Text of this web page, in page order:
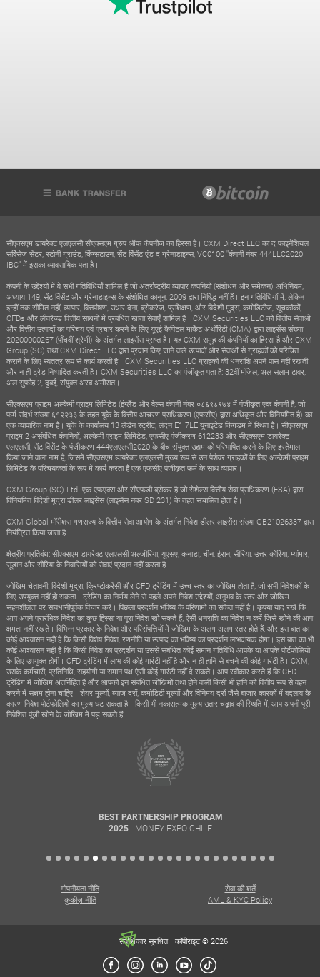
सीएक्सएम डायरेक्ट एलएलसी सीएक्सएम ग्रुप ऑफ कंपनीज का हिस्सा है। CXM Direct LLC का द फाइनेंशियल
सर्विसेज सेंटर, स्टोनी ग्राउंड, किंग्सटाउन, सेंट विंसेंट एंड द ग्रेनाडाइन्स, VC0100 "कंपनी नंबर 444LLC2020
IBC" में इसका व्यावसायिक पता है।
कंपनी के उद्देश्यों में वे सभी गतिविधियाँ शामिल हैं जो अंतर्राष्ट्रीय व्यापार कंपनियों (संशोधन और समेकन) अधिनियम,
अध्याय 149, सेंट विंसेंट और ग्रेनाडाइन्स के संशोधित कानून, 2009 द्वारा निषिद्ध नहीं हैं। इन गतिविधियों में, लेकिन
इन्हीं तक सीमित नहीं, व्यापार, वित्तपोषण, उधार देना, ब्रोकरेज, प्रशिक्षण, और विदेशी मुद्रा, कमोडिटीज, सूचकांकों,
CFDs और लीवरेज्ड वित्तीय साधनों में प्रबंधित खाता सेवाएँ शामिल हैं। CXM Securities LLC को वित्तीय सेवाओं
और वित्तीय उत्पादों का परिचय एवं प्रचार करने के लिए यूएई कैपिटल मार्केट अथॉरिटी (CMA) द्वारा लाइसेंस संख्या
20200000267 (पाँचवीं श्रेणी) के अंतर्गत लाइसेंस प्राप्त है। यह CXM समूह की कंपनियों का हिस्सा है और CXM
Group (SC) तथा CXM Direct LLC द्वारा प्रदान किए जाने वाले उत्पादों और सेवाओं से ग्राहकों को परिचित
कराने के लिए स्वतंत्र रूप से कार्य करती है। CXM Securities LLC ग्राहकों की धनराशि अपने पास नहीं रखती
और न ही ट्रेड निष्पादित करती है। CXM Securities LLC का पंजीकृत पता है: 32वीं मंज़िल, अल सलाम टावर,
अल सुफौह 2, दुबई, संयुक्त अरब अमीरात।
सीएक्सएम प्राइम अल्केमी प्राइम लिमिटेड (इंग्लैंड और वेल्स कंपनी नंबर ०८६९८९७४ में पंजीकृत एक कंपनी है, जो
फर्म संदर्भ संख्या ६१२२३३ के तहत यूके के वित्तीय आचरण प्राधिकरण (एफसीए) द्वारा अधिकृत और विनियमित है) का
एक व्यापारिक नाम है। यूके के कार्यालय 13 लेडेन स्ट्रीट, लंदन E1 7LE यूनाइटेड किंगडम में स्थित हैं। सीएक्सएम
प्राइम 2 असंबंधित कंपनियों, अल्केमी प्राइम लिमिटेड, एफसीए पंजीकरण 612233 और सीएक्सएम डायरेक्ट
एलएलसी, सेंट विंसेंट के पंजीकरण 444एलएलसी2020 के बीच संयुक्त उद्यम को परिभाषित करने के लिए इस्तेमाल
किया जाने वाला नाम है, जिसमें सीएक्सएम डायरेक्ट एलएलसी मुख्य रूप से उन पेशेवर ग्राहकों के लिए अल्केमी प्राइम
लिमिटेड के परिचयकर्ता के रूप में कार्य करता है एक एफसीए पंजीकृत फर्म के साथ व्यापार।
CXM Group (SC) Ltd. एक एफएक्स और सीएफडी ब्रोकर है जो सेशेल्स वित्तीय सेवा प्राधिकरण (FSA) द्वारा
विनियमित विदेशी मुद्रा डीलर लाइसेंस (लाइसेंस नंबर SD 231) के तहत संचालित होता है।
CXM Global मॉरीशस गणराज्य के वित्तीय सेवा आयोग के अंतर्गत निवेश डीलर लाइसेंस संख्या GB21026337 द्वारा
नियंत्रित किया जाता है .
क्षेत्रीय प्रतिबंध: सीएक्सएम डायरेक्ट एलएलसी अल्जीरिया, यूएसए, कनाडा, चीन, ईरान, सीरिया, उत्तर कोरिया, म्यांमार,
सूडान और सीरिया के निवासियों को सेवाएं प्रदान नहीं करता है।
जोखिम चेतावनी: विदेशी मुद्रा, क्रिप्टोकरेंसी और CFD ट्रेडिंग में उच्च स्तर का जोखिम होता है, जो सभी निवेशकों के
लिए उपयुक्त नहीं हो सकता। ट्रेडिंग का निर्णय लेने से पहले अपने निवेश उद्देश्यों, अनुभव के स्तर और जोखिम
सहनशीलता पर सावधानीपूर्वक विचार करें। पिछला प्रदर्शन भविष्य के परिणामों का संकेत नहीं है। कृपया याद रखें कि
आप अपने प्रारंभिक निवेश का कुछ हिस्सा या पूरा निवेश खो सकते हैं; ऐसी धनराशि का निवेश न करें जिसे खोने की आप
क्षमता नहीं रखते। विभिन्न प्रकार के निवेश और परिसंपत्तियों में जोखिम के अलग-अलग स्तर होते हैं, और इस बात का
कोई आश्वासन नहीं है कि किसी विशेष निवेश, रणनीति या उत्पाद का भविष्य का प्रदर्शन लाभदायक होगा। इस बात का भी
कोई आश्वासन नहीं है कि किसी निवेश का प्रदर्शन या उससे संबंधित कोई समान गतिविधि आपके या आपके पोर्टफोलियो
के लिए उपयुक्त होगी। CFD ट्रेडिंग में लाभ की कोई गारंटी नहीं है और न ही हानि से बचने की कोई गारंटी है। CXM,
उसके कर्मचारी, प्रतिनिधि, सहयोगी या समान पक्ष ऐसी कोई गारंटी नहीं दे सकते। आप स्वीकार करते हैं कि CFD
ट्रेडिंग में जोखिम अंतर्निहित हैं और आपको इन संबंधित जोखिमों तथा होने वाली किसी भी हानि को वित्तीय रूप से वहन
करने में सक्षम होना चाहिए। शेयर मूल्यों, ब्याज दरों, कमोडिटी मूल्यों और विनिमय दरों जैसे बाजार कारकों में बदलाव के
कारण निवेश पोर्टफोलियो का मूल्य घट सकता है। किसी भी नकारात्मक मूल्य उतार-चढ़ाव की स्थिति में, आप अपनी पूरी
निवेशित पूंजी खोने के जोखिम में पड़ सकते हैं।
BEST PARTNERSHIP PROGRAM
2025 - MONEY EXPO CHILE
गोपनीयता नीति
सेवा की शर्तें
कुकीज़ नीति
AML & KYC Policy
सर्वाधिकार सुरक्षित। कॉपीराइट © 2026